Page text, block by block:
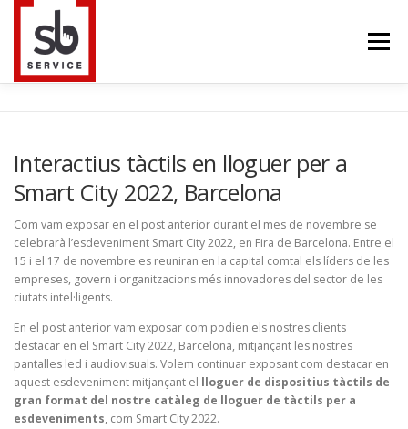
Saltar
contenido
Menú
TELEVISORS TRUSS
IDIOMA
Interactius tàctils en lloguer per a
Smart City 2022, Barcelona
Com vam exposar en el post anterior durant el mes de novembre se
celebrarà l’esdeveniment Smart City 2022, en Fira de Barcelona. Entre el
15 i el 17 de novembre es reuniran en la capital comtal els líders de les
empreses, govern i organitzacions més innovadores del sector de les
ciutats intel·ligents.
En el post anterior vam exposar com podien els nostres clients
destacar en el Smart City 2022, Barcelona, mitjançant les nostres
pantalles led i audiovisuals. Volem continuar exposant com destacar en
aquest esdeveniment mitjançant el lloguer de dispositius tàctils de
gran format del nostre catàleg de lloguer de tàctils per a
esdeveniments, com Smart City 2022.